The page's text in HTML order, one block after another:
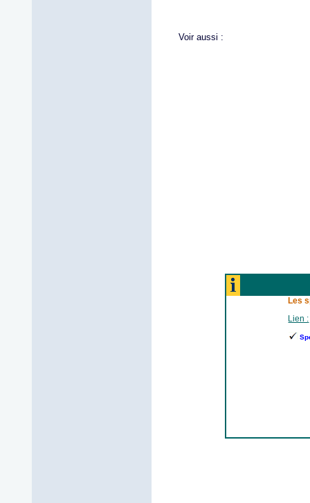
Voir aussi :
Les
Lien :